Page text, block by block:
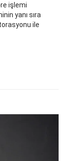
işlemi
yanı sıra
ile